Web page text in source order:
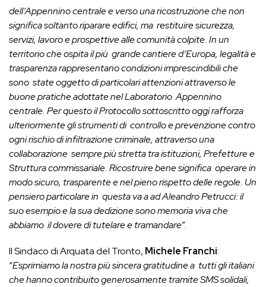
dell’Appennino centrale e verso una ricostruzione che non
significa soltanto riparare edifici, ma restituire sicurezza,
servizi, lavoro e prospettive alle comunità colpite. In un
territorio che ospita il più grande cantiere d’Europa, legalità e
trasparenza rappresentano condizioni imprescindibili che
sono state oggetto di particolari attenzioni attraverso le
buone pratiche adottate nel Laboratorio Appennino
centrale. Per questo il Protocollo sottoscritto oggi rafforza
ulteriormente gli strumenti di controllo e prevenzione contro
ogni rischio di infiltrazione criminale, attraverso una
collaborazione sempre più stretta tra istituzioni, Prefetture e
Struttura commissariale. Ricostruire bene significa operare in
modo sicuro, trasparente e nel pieno rispetto delle regole. Un
pensiero particolare in questa va a ad Aleandro Petrucci: il
suo esempio e la sua dedizione sono memoria viva che
abbiamo il dovere di tutelare e tramandare”.
Il Sindaco di Arquata del Tronto, Michele Franchi:
“Esprimiamo la nostra più sincera gratitudine a tutti gli italiani
che hanno contribuito generosamente tramite SMS solidali,